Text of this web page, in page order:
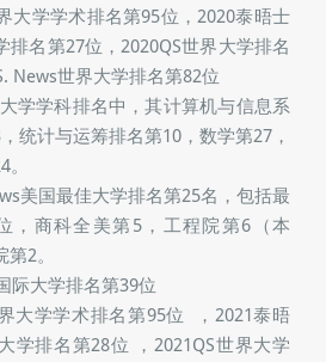
学在2016-17泰晤士高等教育全球大
第23，包括工程与技术排名世界第
名世界第16，计算机排名世界第6，
。 在2017QS世界大学排名中，其
学排名世界第3，统计与运筹排名第
第23，数学排名第25。2017年
排名，卡内基梅隆大学位列24名，
第6位，商科全美第6位，工程院第8
研究生），计算机学院全美第1，
组合数学第11。在世界大学排名中
年所出的学科排名中，CMU的计算
世界第6，逻辑学世界第4，机器人